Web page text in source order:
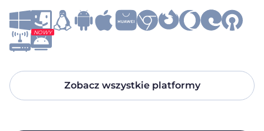
NOWY
Zobacz wszystkie platformy